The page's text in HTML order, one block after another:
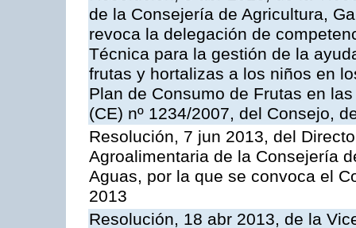
de la Consejería de Agricultura,
revoca la delegación de
Técnica para la gestión de la
frutas y hortalizas a los niños en
Plan de Consumo de Frutas en
(CE) nº 1234/2007, del Consejo,
Resolución, 7 jun 2013, del
Agroalimentaria de la Consejería
Aguas, por la que se convoca el
2013
Resolución, 18 abr 2013, de la